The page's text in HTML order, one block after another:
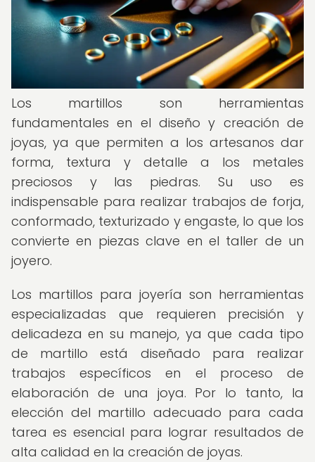
Los martillos son herramientas
fundamentales en el diseño y creación de
joyas, ya que permiten a los artesanos dar
forma, textura y detalle a los metales
preciosos y las piedras. Su uso es
indispensable para realizar trabajos de forja,
conformado, texturizado y engaste, lo que los
convierte en piezas clave en el taller de un
joyero.
Los martillos para joyería son herramientas
especializadas que requieren precisión y
delicadeza en su manejo, ya que cada tipo
de martillo está diseñado para realizar
trabajos específicos en el proceso de
elaboración de una joya. Por lo tanto, la
elección del martillo adecuado para cada
tarea es esencial para lograr resultados de
alta calidad en la creación de joyas.